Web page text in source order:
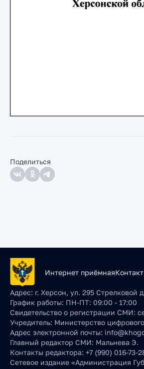
Поделиться
Интернет приёмная
Адрес: г. Херсон, ул. 295 Стрелковой
График работы: ПН-ПТ: 09:00 - 17:00
Свидетельство о регистрации СМИ:
Учредитель: Министерство
Адрес электронной почты:
Главный редактор СМИ: Мальнева Э.
Контакты редактора: +7 (990) 016-73-
Сетевое издание «Администрация